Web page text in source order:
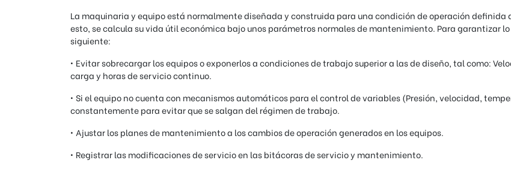
La maquinaria y equipo está normalmente diseñada y construida para una condición de operación definida
esto, se calcula su vida útil económica bajo unos parámetros normales de mantenimiento. Para garantizar
siguiente:
• Evitar sobrecargar los equipos o exponerlos a condiciones de trabajo superior a las de diseño, tal como:
carga y horas de servicio continuo.
• Si el equipo no cuenta con mecanismos automáticos para el control de variables (Presión, velocidad,
constantemente para evitar que se salgan del régimen de trabajo.
• Ajustar los planes de mantenimiento a los cambios de operación generados en los equipos.
• Registrar las modificaciones de servicio en las bitácoras de servicio y mantenimiento.